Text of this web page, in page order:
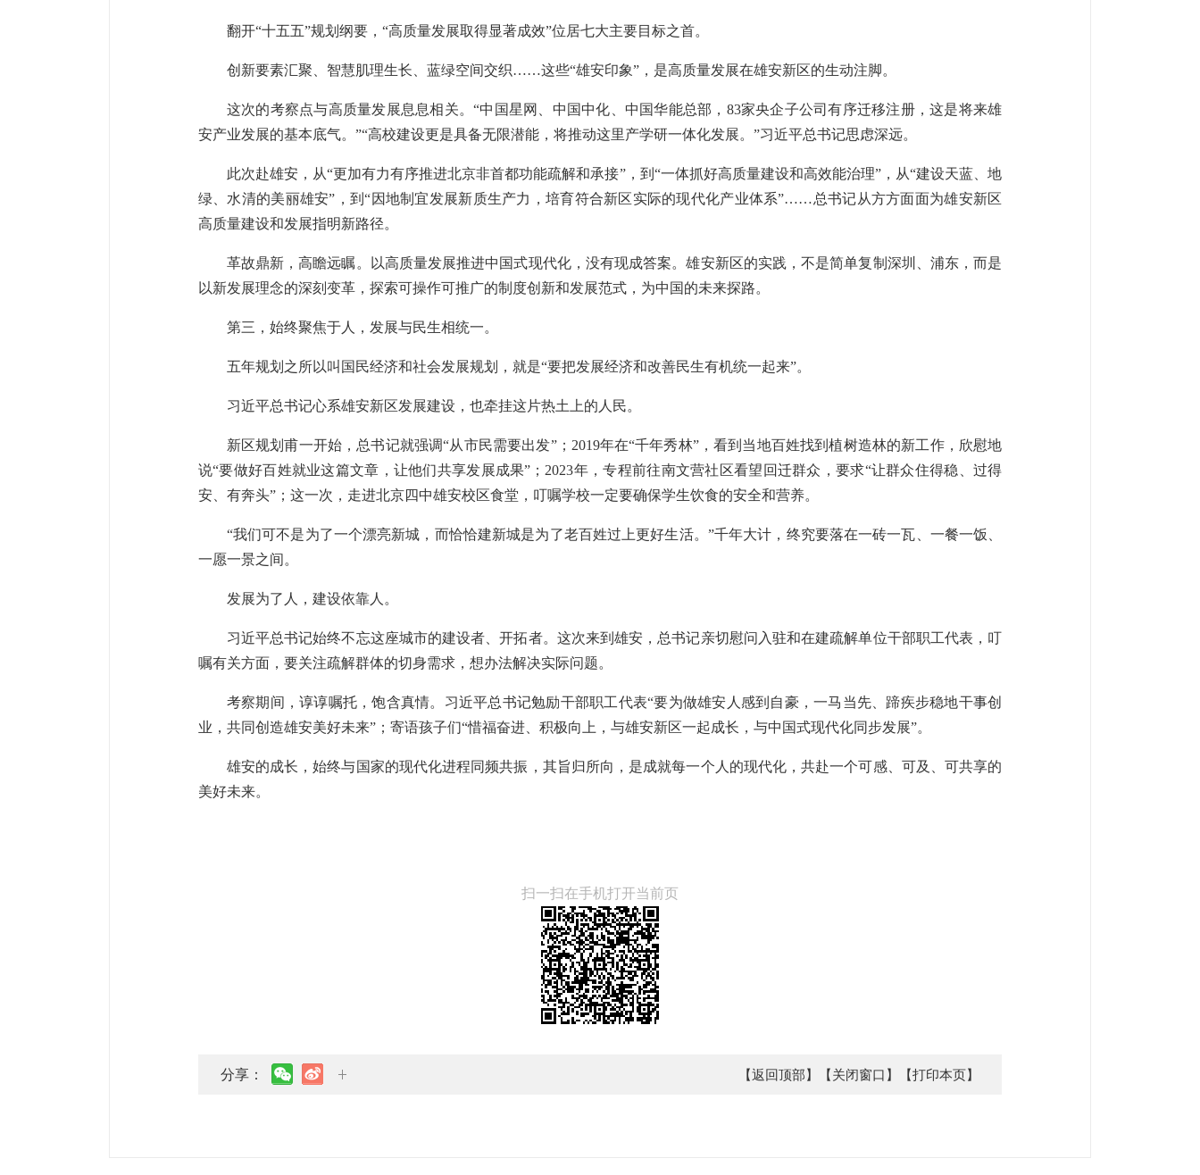
翻开“十五五”规划纲要，“高质量发展取得显著成效”位居七大主要目标之首。
创新要素汇聚、智慧肌理生长、蓝绿空间交织……这些“雄安印象”，是高质量发展在雄安新区的生动注脚。
这次的考察点与高质量发展息息相关。“中国星网、中国中化、中国华能总部，83家央企子公司有序迁移注册，这是将来雄
安产业发展的基本底气。”“高校建设更是具备无限潜能，将推动这里产学研一体化发展。”习近平总书记思虑深远。
此次赴雄安，从“更加有力有序推进北京非首都功能疏解和承接”，到“一体抓好高质量建设和高效能治理”，从“建设天蓝、地
绿、水清的美丽雄安”，到“因地制宜发展新质生产力，培育符合新区实际的现代化产业体系”……总书记从方方面面为雄安新区
高质量建设和发展指明新路径。
革故鼎新，高瞻远瞩。以高质量发展推进中国式现代化，没有现成答案。雄安新区的实践，不是简单复制深圳、浦东，而是
以新发展理念的深刻变革，探索可操作可推广的制度创新和发展范式，为中国的未来探路。
第三，始终聚焦于人，发展与民生相统一。
五年规划之所以叫国民经济和社会发展规划，就是“要把发展经济和改善民生有机统一起来”。
习近平总书记心系雄安新区发展建设，也牵挂这片热土上的人民。
新区规划甫一开始，总书记就强调“从市民需要出发”；2019年在“千年秀林”，看到当地百姓找到植树造林的新工作，欣慰地
说“要做好百姓就业这篇文章，让他们共享发展成果”；2023年，专程前往南文营社区看望回迁群众，要求“让群众住得稳、过得
安、有奔头”；这一次，走进北京四中雄安校区食堂，叮嘱学校一定要确保学生饮食的安全和营养。
“我们可不是为了一个漂亮新城，而恰恰建新城是为了老百姓过上更好生活。”千年大计，终究要落在一砖一瓦、一餐一饭、
一愿一景之间。
发展为了人，建设依靠人。
习近平总书记始终不忘这座城市的建设者、开拓者。这次来到雄安，总书记亲切慰问入驻和在建疏解单位干部职工代表，叮
嘱有关方面，要关注疏解群体的切身需求，想办法解决实际问题。
考察期间，谆谆嘱托，饱含真情。习近平总书记勉励干部职工代表“要为做雄安人感到自豪，一马当先、蹄疾步稳地干事创
业，共同创造雄安美好未来”；寄语孩子们“惜福奋进、积极向上，与雄安新区一起成长，与中国式现代化同步发展”。
雄安的成长，始终与国家的现代化进程同频共振，其旨归所向，是成就每一个人的现代化，共赴一个可感、可及、可共享的
美好未来。
扫一扫在手机打开当前页
分享： 【返回顶部】 【关闭窗口】 【打印本页】